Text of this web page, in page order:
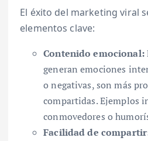
El éxito del marketing viral
elementos clave:
Contenido emocional:
generan emociones
o negativas, son más
compartidas. Ejemplos
conmovedores o
Facilidad de